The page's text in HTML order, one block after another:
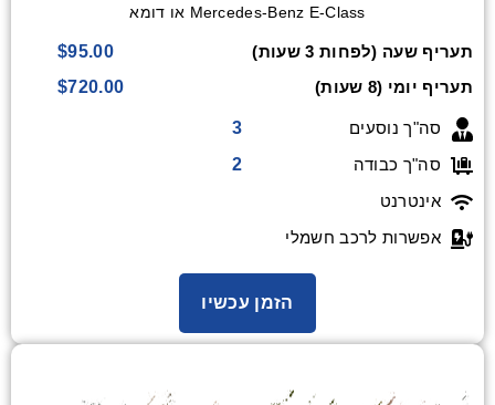
Mercedes-Benz E-Class או דומא
תעריף שעה (לפחות 3 שעות)
$95.00
תעריף יומי (8 שעות)
$720.00
סה"ך נוסעים
3
סה"ך כבודה
2
אינטרנט
אפשרות לרכב חשמלי
הזמן עכשיו